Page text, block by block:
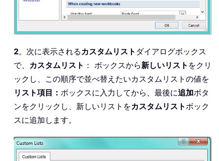
2。次に表示される カスタムリスト ダイアログボックス
で、 カスタムリスト ： ボックスから新しいリスト をクリ
ックし、この順序で並べ替えたいカスタムリストの値を
リスト項目： ボックスに入力してから、最後に追加ボタ
ンをクリックし、新しいリストをカスタムリスト ボック
スに追加します。